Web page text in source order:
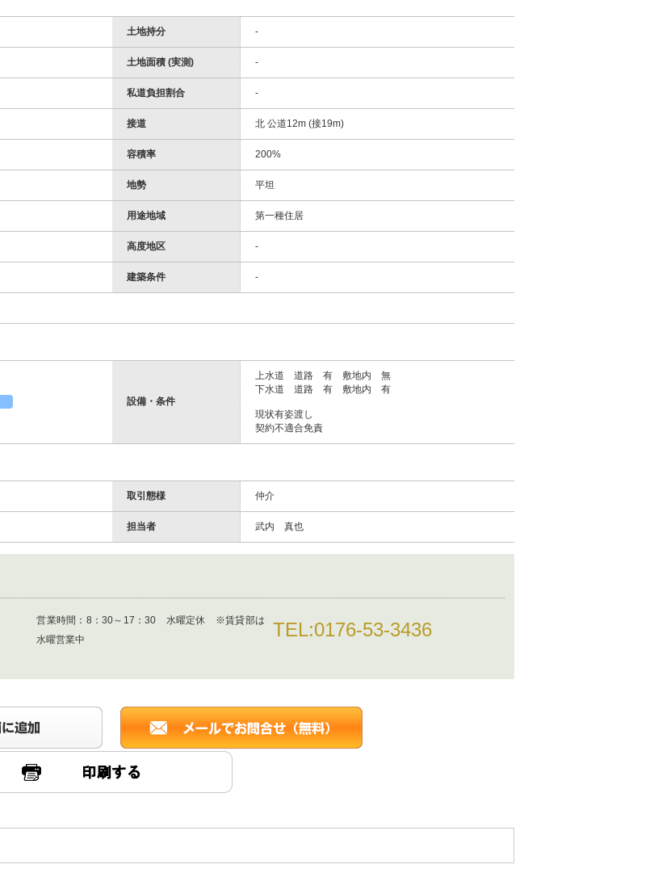
土地持分 -
土地面積 (実測) -
私道負担割合 -
接道 北 公道12m (接19m)
容積率 200%
地勢 平坦
用途地域 第一種住居
高度地区 -
建築条件 -
設備・条件
上水道 道路 有 敷地内 無
下水道 道路 有 敷地内 有
現状有姿渡し
契約不適合免責
取引態様 仲介
担当者 武内 真也
営業時間： 8：30～17：30 水曜定休 ※賃貸部は
水曜営業中
TEL:0176-53-3436